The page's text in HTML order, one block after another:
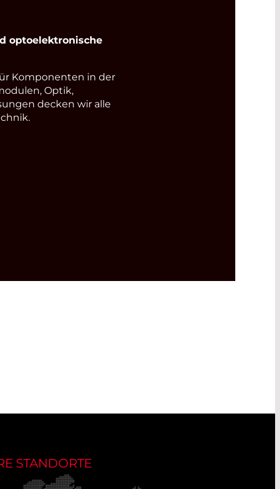
optoelektronische
Komponenten in der
Optik,
decken wir alle
STANDORTE